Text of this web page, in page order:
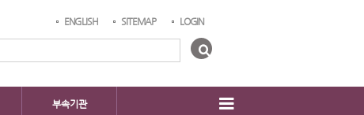
ENGLISH SITEMAP LOGIN
부속기관